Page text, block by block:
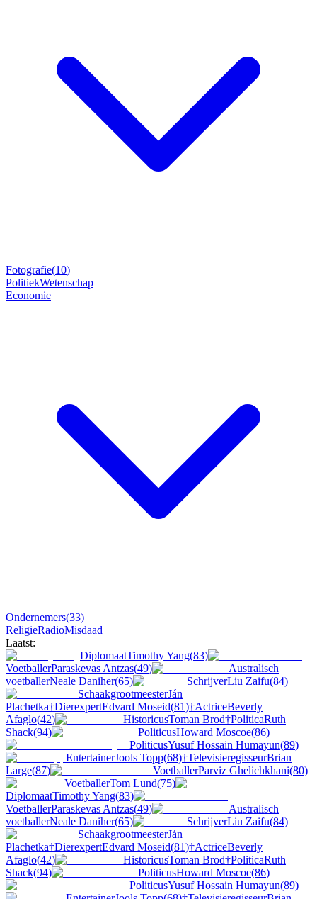
Fotografie(10)
PolitiekWetenschap
Economie
Ondernemers(33)
ReligieRadioMisdaad
Laatst:
DiplomaatTimothy Yang(83)
VoetballerParaskevas Antzas(49)
Australisch
voetballerNeale Daniher(65) SchrijverLiu Zaifu(84)
SchaakgrootmeesterJán
Plachetka†DierexpertEdvard Moseid(81)†ActriceBeverly
Afaglo(42) HistoricusToman Brod†PoliticaRuth
Shack(94) PoliticusHoward Moscoe(86)
PoliticusYusuf Hossain Humayun(89)
EntertainerJools Topp(68)†TelevisieregisseurBrian
Large(87) VoetballerParviz Ghelichkhani(80)
VoetballerTom Lund(75)
DiplomaatTimothy Yang(83)
VoetballerParaskevas Antzas(49)
Australisch
voetballerNeale Daniher(65) SchrijverLiu Zaifu(84)
SchaakgrootmeesterJán
Plachetka†DierexpertEdvard Moseid(81)†ActriceBeverly
Afaglo(42) HistoricusToman Brod†PoliticaRuth
Shack(94) PoliticusHoward Moscoe(86)
PoliticusYusuf Hossain Humayun(89)